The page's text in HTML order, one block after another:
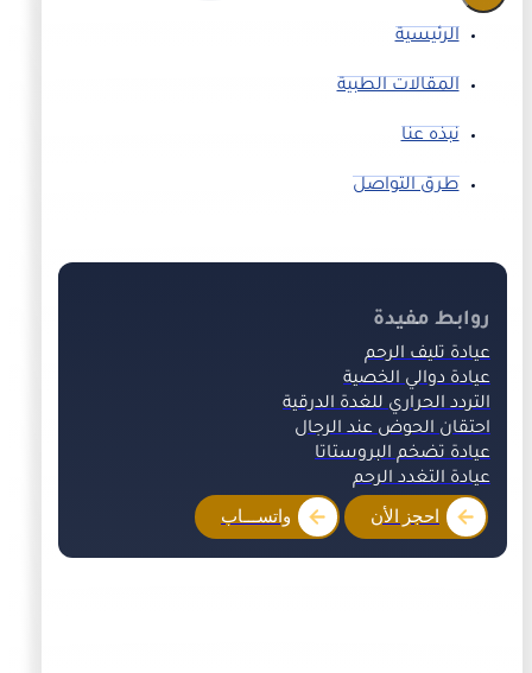
الرئيسية
المقالات الطبية
نبذه عنا
طرق التواصل
روابط مفيدة
عيادة تليف الرحم
عيادة دوالي الخصية
التردد الحراري للغدة الدرقية
احتقان الحوض عند الرجال
عيادة تضخم البروستاتا
عيادة التغدد الرحم
احجز الأن واتســـاب